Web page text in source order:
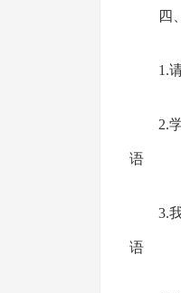
四
1.
2.
语
3.
语